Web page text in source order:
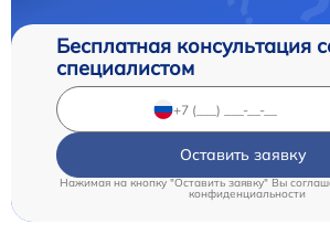
Бесплатная консультация
специалистом
Оставить заявку
Нажимая на кнопку "Оставить заявку" Вы
конфиденциальности